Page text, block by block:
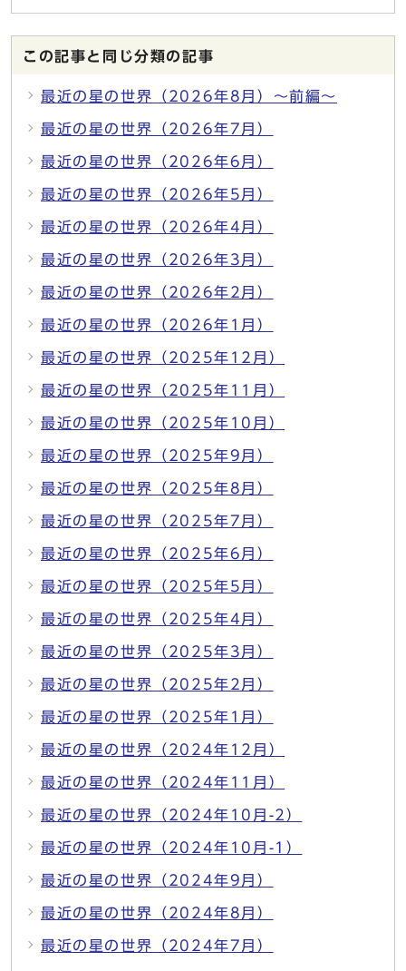
この記事と同じ分類の記事
最近の星の世界（2026年8月）～前編～
最近の星の世界（2026年7月）
最近の星の世界（2026年6月）
最近の星の世界（2026年5月）
最近の星の世界（2026年4月）
最近の星の世界（2026年3月）
最近の星の世界（2026年2月）
最近の星の世界（2026年1月）
最近の星の世界（2025年12月）
最近の星の世界（2025年11月）
最近の星の世界（2025年10月）
最近の星の世界（2025年9月）
最近の星の世界（2025年8月）
最近の星の世界（2025年7月）
最近の星の世界（2025年6月）
最近の星の世界（2025年5月）
最近の星の世界（2025年4月）
最近の星の世界（2025年3月）
最近の星の世界（2025年2月）
最近の星の世界（2025年1月）
最近の星の世界（2024年12月）
最近の星の世界（2024年11月）
最近の星の世界（2024年10月-2）
最近の星の世界（2024年10月-1）
最近の星の世界（2024年9月）
最近の星の世界（2024年8月）
最近の星の世界（2024年7月）